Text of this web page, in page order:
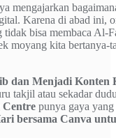
mengajarkan
Karena di abad ini,
tidak bisa membaca Al-
moyang kita bertanya-
dan Menjadi Konten
takjil atau sekadar
Centre punya gaya
bersama Canva